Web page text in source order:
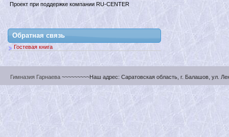
Проект при поддержке компании RU-CENTER
Обратная связь
Гостевая книга
Гимназия Гарнаева ~~~~~~~~~Наш адрес: Саратовская область, г. Балашов, ул.